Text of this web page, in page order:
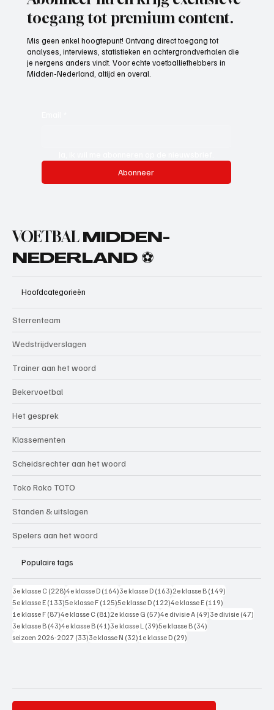
toegang tot premium content.
Mis geen enkel hoogtepunt! Ontvang direct toegang tot
analyses, interviews, statistieken en achtergrondverhalen die
je nergens anders vindt. Voor echte voetballiefhebbers in
Midden-Nederland, altijd en overal.
Abonneer
VOETBAL MIDDEN-
NEDERLAND ⚽
Hoofdcategorieën
Sterrenteam
Wedstrijdverslagen
Trainer aan het woord
Bekervoetbal
Het gesprek
Klassementen
Scheidsrechter aan het woord
Toko Roko TOTO
Standen & uitslagen
Spelers aan het woord
Populaire tags
3e klasse C (228)228 posts
4e klasse D (164)164 posts
3e klasse D (163)163 posts
2e klasse B (149)
5e klasse E (133)133 posts
5e klasse F (125)125 posts
5e klasse D (122)122 posts
4e klasse E (119)
1e klasse F (87)87 posts
4e klasse C (81)81 posts
2e klasse G (57)57 posts
4e divisie A (49)49 posts
3e divisie (47)
3e klasse B (43)43 posts
4e klasse B (41)41 posts
3e klasse L (39)39 posts
5e klasse B (34)
seizoen 2026-2027 (33)33 posts
3e klasse N (32)32 posts
1e klasse D (29)